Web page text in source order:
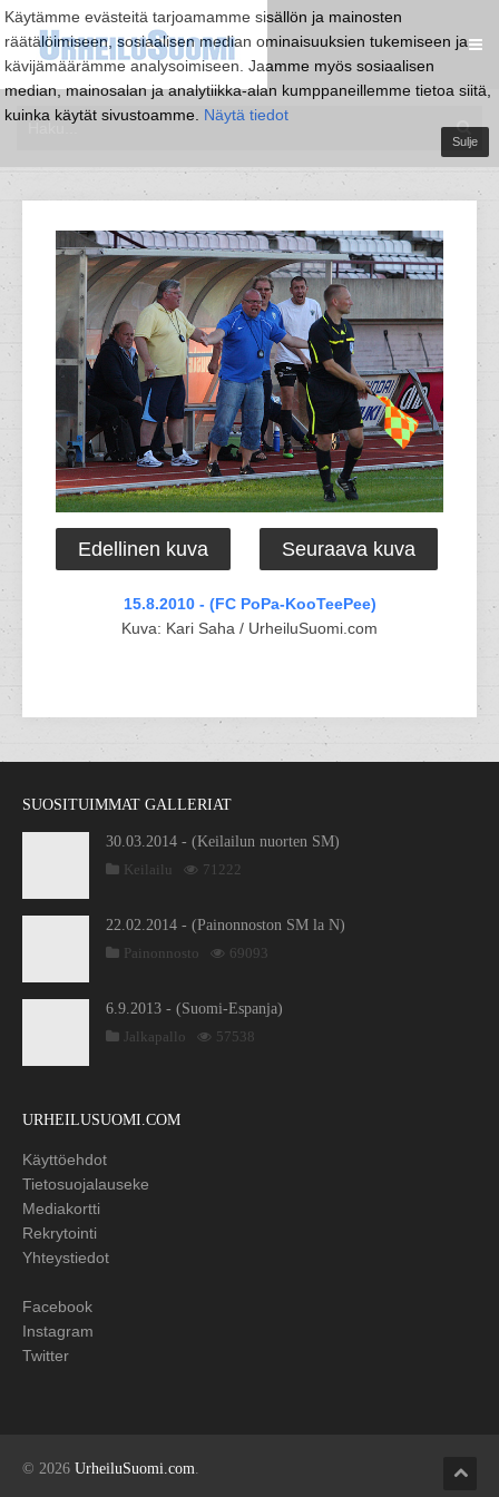
Käytämme evästeitä tarjoamamme sisällön ja mainosten
räätälöimiseen, sosiaalisen median ominaisuuksien tukemiseen ja
kävijämäärämme analysoimiseen. Jaamme myös sosiaalisen
median, mainosalan ja analytiikka-alan kumppaneillemme tietoa siitä,
kuinka käytät sivustoamme. Näytä tiedot
Sulje
Edellinen kuva Seuraava kuva
15.8.2010 - (FC PoPa-KooTeePee)
Kuva: Kari Saha / UrheiluSuomi.com
SUOSITUIMMAT GALLERIAT
30.03.2014 - (Keilailun nuorten SM)
Keilailu
71222
22.02.2014 - (Painonnoston SM la N)
Painonnosto
69093
6.9.2013 - (Suomi-Espanja)
Jalkapallo
57538
URHEILUSUOMI.COM
Käyttöehdot
Tietosuojalauseke
Mediakortti
Rekrytointi
Yhteystiedot
Facebook
Instagram
Twitter
© 2026 UrheiluSuomi.com.